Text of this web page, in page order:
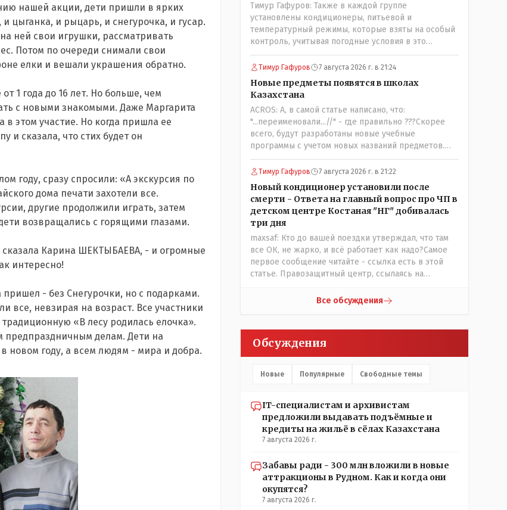
нашей акции, дети пришли в ярких
цыганка, и рыцарь, и снегурочка, и гусар.
ней свои игрушки, рассматривать
Потом по очереди снимали свои
елки и вешали украшения обратно.
1 года до 16 лет. Но больше, чем
с новыми знакомыми. Даже Маргарита
в этом участие. Но когда пришла ее
и сказала, что стих будет он
году, сразу спросили: «А экскурсия по
дома печати захотели все.
другие продолжили играть, затем
возвращались с горящими глазами.
Карина ШЕКТЫБАЕВА, - и огромные
интересно!
- без Снегурочки, но с подарками.
все, невзирая на возраст. Все участники
«В лесу родилась елочка».
делам. Дети на
новом году, а всем людям - мира и добра.
Тимур Гафуров: Также в каждой группе
установлены кондиционеры, питьевой и
температурный режимы, которые взяты на особый
контроль, учитывая погодные условия в это
лето.Мы решили. что это - противоречие. Вы
считаете иначе?Ну тут противоречия нет. Этот
трагедии, то есть 29 июля, когда спешно
установили и воду, и новые кондиционеры, и
впервые поставили температурный режим на
контроль. То есть первая часть - информация до
трагедии, вторая часть - информация после
трагедии, когда все уже было исправлено.
Тимур Гафуров 7 августа 2026 г. в 21:24
Новые предметы появятся в школах
Казахстана
ACROS: А, в самой статье написано, что:
"...переименовали...//" - где правильно ???Скорее
всего, будут разработаны новые учебные
программы с учетом новых названий предметов.
Так что предметы - новые. Хоть и
переименованные)
Тимур Гафуров 7 августа 2026 г. в 21:22
Новый кондиционер установили после
смерти - Ответа на главный вопрос про ЧП в
детском центре Костаная "НГ" добивалась
три дня
maxsaf: Кто до вашей поездки утверждал, что там
все ОК, не жарко, и всё работает как надо?Самое
первое сообщение читайте - ссылка есть в этой
статье. Правозащитный центр, ссылаясь на
чате, которые прислали ему в виде
времени их установили только в помещениях,
предназначенных для административно-
управленческого персонала. И Также в каждой
группе установлены кондиционеры, питьевой и
контроль, учитывая погодные условия в это лето.
Мы решили. что это - противоречие. Вы считаете
иначе?
Все обсуждения
Обсуждения
Новые Популярные Свободные темы
IT-специалистам и архивистам
предложили выдавать подъёмные и
кредиты на жильё в сёлах Казахстана
7 августа 2026 г.
Забавы ради - 300 млн вложили в новые
аттракционы в Рудном. Как и когда они
окупятся?
7 августа 2026 г.